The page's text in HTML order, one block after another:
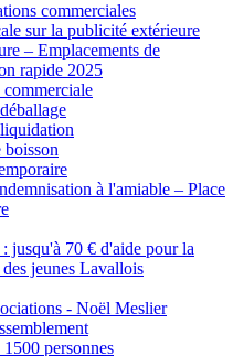
commerciales
sur la publicité extérieure
– Emplacements de
rapide 2025
boisson
à l'amiable – Place
jusqu'à 70 € d'aide pour la
jeunes Lavallois
- Noël Meslier
personnes